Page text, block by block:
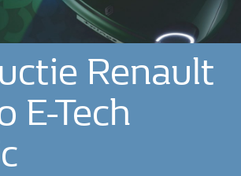
Renault
E-Tech